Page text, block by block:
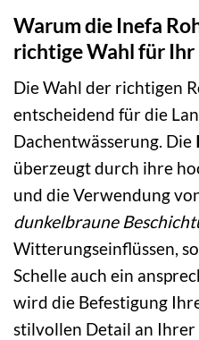
Warum die Inefa
richtige Wahl für
Die Wahl der richtigen
entscheidend für die
Dachentwässerung. Die
überzeugt durch ihre
und die Verwendung
dunkelbraune
Witterungseinflüssen,
Schelle auch ein
wird die Befestigung
stilvollen Detail an Ihrer